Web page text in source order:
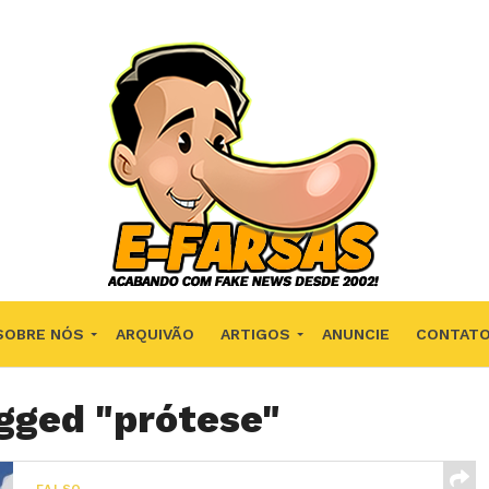
NÓS ARQUIVÃO ARTIGOS ANUNCIE CONTATO
"prótese"